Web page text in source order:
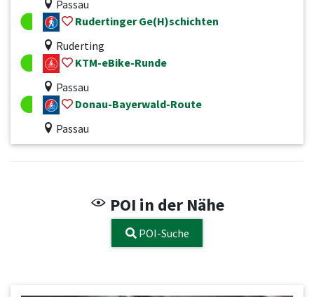
Passau
Rudertinger Ge(H)schichten
Ruderting
KTM-eBike-Runde
Passau
Donau-Bayerwald-Route
Passau
POI in der Nähe
POI-Suche